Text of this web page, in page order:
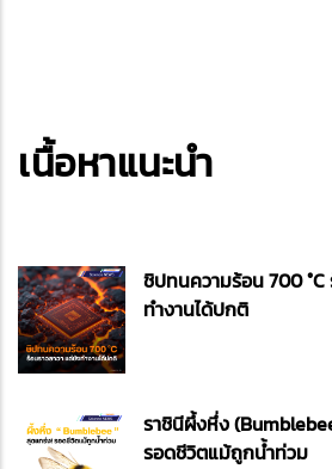
เนื้อหาแนะนำ
ชิปทนความร้อน 700 °C
ทำงานได้ปกติ
ราชินีผึ้งหึ่ง
รอดชีวิตแม้ถูกน้ำท่วม